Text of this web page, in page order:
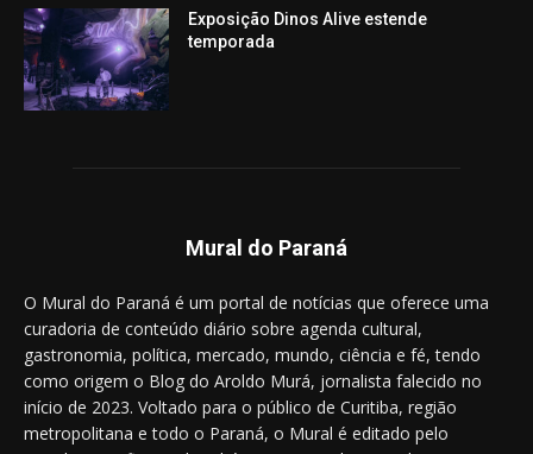
Exposição Dinos Alive estende
temporada
Mural do Paraná
O Mural do Paraná é um portal de notícias que oferece uma
curadoria de conteúdo diário sobre agenda cultural,
gastronomia, política, mercado, mundo, ciência e fé, tendo
como origem o Blog do Aroldo Murá, jornalista falecido no
início de 2023. Voltado para o público de Curitiba, região
metropolitana e todo o Paraná, o Mural é editado pelo